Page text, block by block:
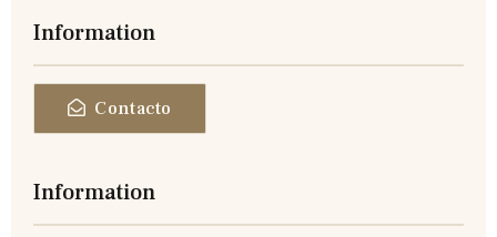
Information
Contacto
Information